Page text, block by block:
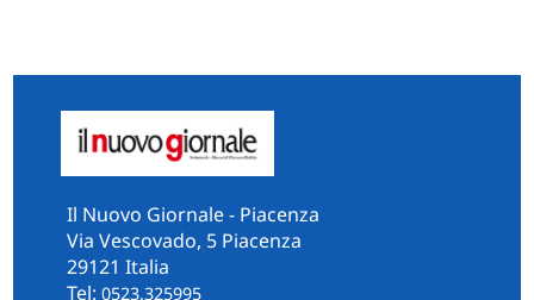
Il Nuovo Giornale - Piacenza
Via Vescovado, 5 Piacenza
29121 Italia
Tel: 0523.325995